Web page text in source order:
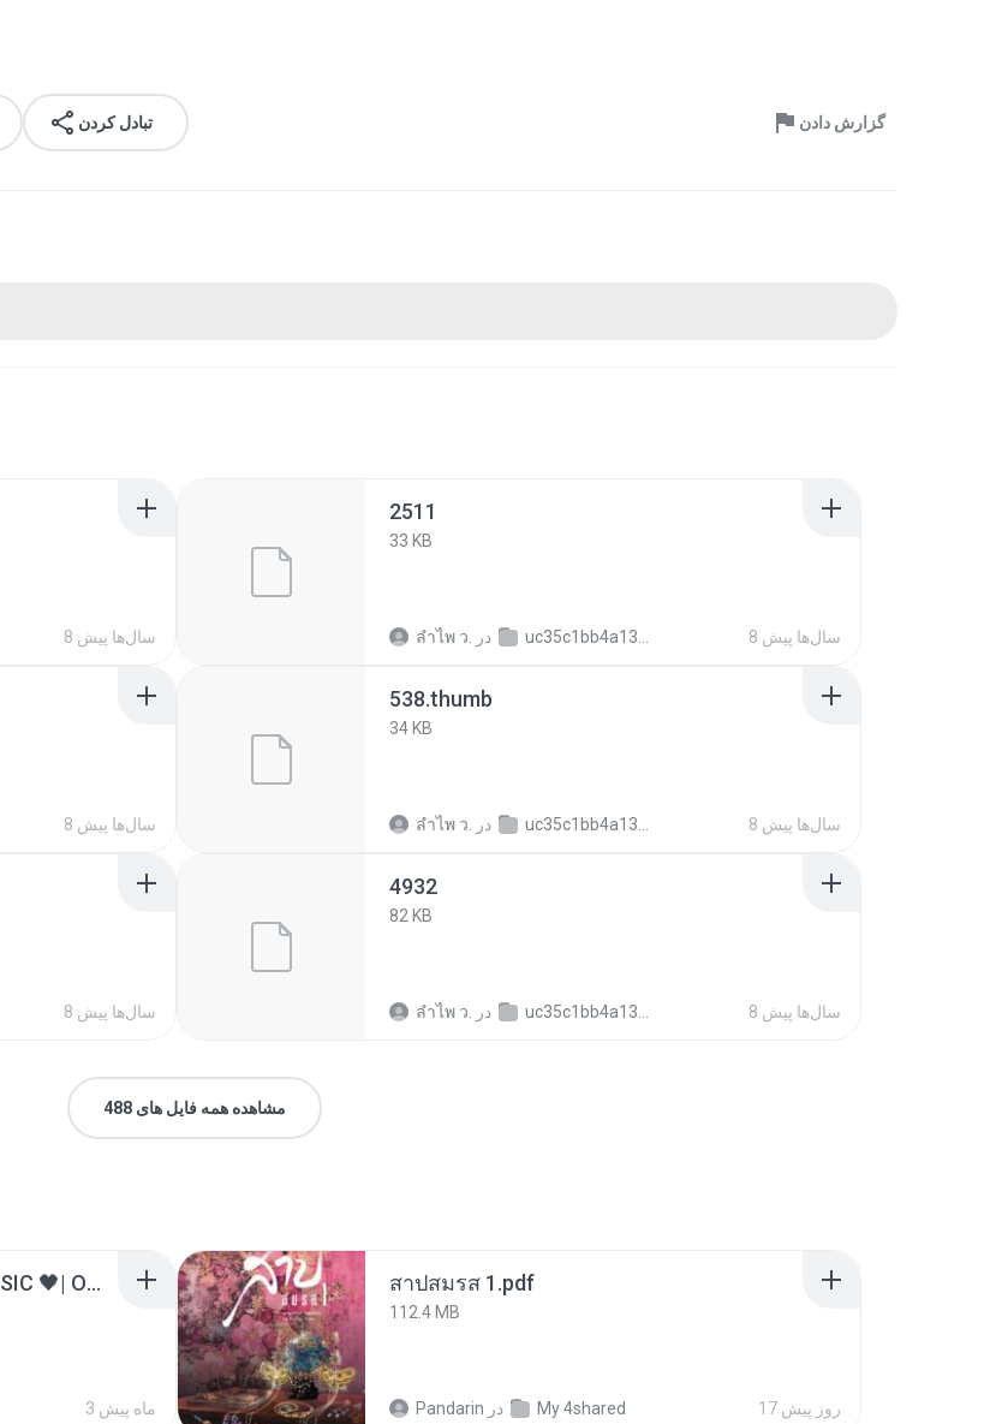
تبادل کردن گزارش دادن
8 سال‌ها پیش
2511
33 KB
ลําไพ ว. در uc35c1bb4a1304fb5a08f6921344c03d7 8 سال‌ها پیش
8 سال‌ها پیش
538.thumb
34 KB
ลําไพ ว. در uc35c1bb4a1304fb5a08f6921344c03d7 8 سال‌ها پیش
8 سال‌ها پیش
4932
82 KB
ลําไพ ว. در uc35c1bb4a1304fb5a08f6921344c03d7 8 سال‌ها پیش
مشاهده همه فایل های 488
ไม่มีใครรู้ตัวเรา– UNHEARD MUSIC 🖤| Official Lyric Video | เพลงสู้ชีวิต
3 ماه پیش
สาปสมรส 1.pdf
112.4 MB
Pandarin در My 4shared 17 روز پیش